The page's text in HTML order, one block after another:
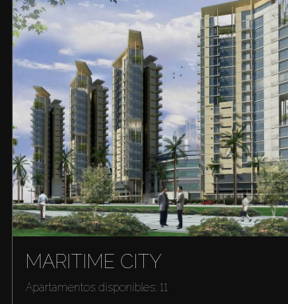
MARITIME CITY
Apartamentos disponibles: 11